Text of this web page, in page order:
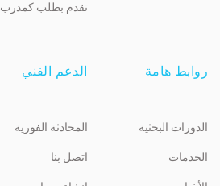
تقدم بطلب كمدرب
روابط هامة
الدورات البحثية
الخدمات
الدعم الفني
المحادثة الفورية
اتصل بنا